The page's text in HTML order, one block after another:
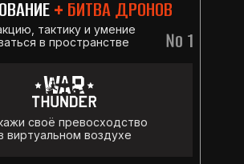
тактику и умение
в пространстве
+ БИТВА ДРОНОВ
своё превосходство
виртуальном воздухе
№ 1